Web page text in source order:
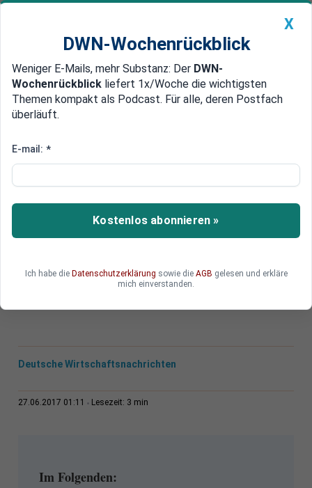
Newsticker MEIN DWN: Geldanlage Premium
Edelmetalle DWN-Magazin China
„Nacht- und Nebel-Aktion“
Banken-Krise Italien: Börsen
erleichtert, deutsche Politiker
empört
Die Abwehr eines Banken-Crashs in Italien hat an
Politiker übten dagegen scharfe Kritik an der
„Nacht- und Nebel-Aktion“, die den italienischen
Deutsche Wirtschaftsnachrichten
27.06.2017 01:11 Lesezeit: 3 min
Im Folgenden:
X
DWN-Wochenrückblick
Weniger E-Mails, mehr Substanz: Der DWN-
Wochenrückblick liefert 1x/Woche die wichtigsten
Themen kompakt als Podcast. Für alle, deren Postfach
überläuft.
E-mail: *
Kostenlos abonnieren »
Ich habe die Datenschutzerklärung sowie die AGB gelesen und erkläre
mich einverstanden.